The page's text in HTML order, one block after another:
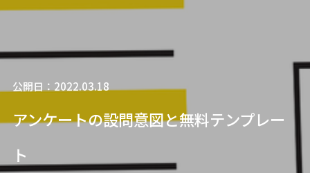
公開日：2022.03.18
アンケートの設問意図と無料テンプレー
ト